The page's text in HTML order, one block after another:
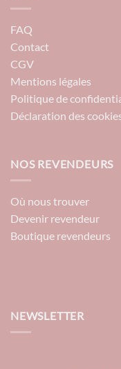
FAQ
Contact
CGV
Mentions légales
Politique de
Déclaration des
NOS REVENDEURS
Où nous trouver
Devenir revendeur
Boutique revendeurs
NEWSLETTER